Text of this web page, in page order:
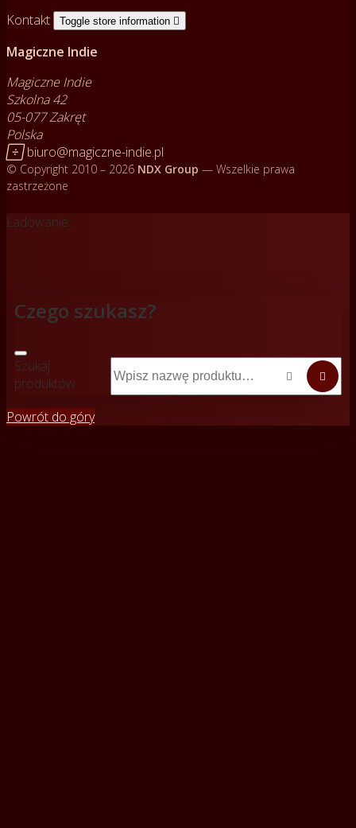
Kontakt
Toggle store information 
Magiczne Indie
Magiczne Indie
Szkolna 42
05-077 Zakręt
Polska
 biuro@magiczne-indie.pl
© Copyright 2010 – 2026 NDX Group — Wszelkie prawa
zastrzeżone
Ładowanie...
Czego szukasz?
Szukaj
produktów
 
Powrót do góry